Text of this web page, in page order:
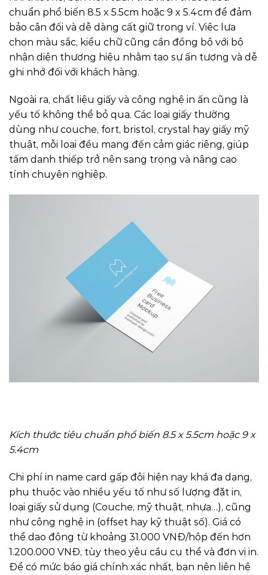
chuẩn phổ biến 8.5 x 5.5cm hoặc 9 x 5.4cm để đảm
bảo cân đối và dễ dàng cất giữ trong ví. Việc lựa
chọn màu sắc, kiểu chữ cũng cần đồng bộ với bộ
nhận diện thương hiệu nhằm tạo sự ấn tượng và dễ
ghi nhớ đối với khách hàng.
Ngoài ra, chất liệu giấy và công nghệ in ấn cũng là
yếu tố không thể bỏ qua. Các loại giấy thường
dùng như couche, fort, bristol, crystal hay giấy mỹ
thuật, mỗi loại đều mang đến cảm giác riêng, giúp
tấm danh thiếp trở nên sang trọng và nâng cao
tính chuyên nghiệp.
Kích thước tiêu chuẩn phổ biến 8.5 x 5.5cm hoặc 9 x
5.4cm
Chi phí in name card gấp đôi hiện nay khá đa dạng,
phụ thuộc vào nhiều yếu tố như số lượng đặt in,
loại giấy sử dụng (Couche, mỹ thuật, nhựa…), cũng
như công nghệ in (offset hay kỹ thuật số). Giá có
thể dao động từ khoảng 31.000 VNĐ/hộp đến hơn
1.200.000 VNĐ, tùy theo yêu cầu cụ thể và đơn vị in.
Để có mức báo giá chính xác nhất, bạn nên liên hệ